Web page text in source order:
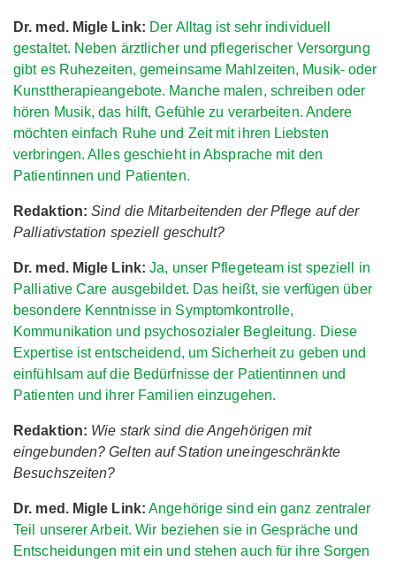
Dr. med. Migle Link: Der Alltag ist sehr individuell
gestaltet. Neben ärztlicher und pflegerischer Versorgung
gibt es Ruhezeiten, gemeinsame Mahlzeiten, Musik- oder
Kunsttherapieangebote. Manche malen, schreiben oder
hören Musik, das hilft, Gefühle zu verarbeiten. Andere
möchten einfach Ruhe und Zeit mit ihren Liebsten
verbringen. Alles geschieht in Absprache mit den
Patientinnen und Patienten.
Redaktion: Sind die Mitarbeitenden der Pflege auf der
Palliativstation speziell geschult?
Dr. med. Migle Link: Ja, unser Pflegeteam ist speziell in
Palliative Care ausgebildet. Das heißt, sie verfügen über
besondere Kenntnisse in Symptomkontrolle,
Kommunikation und psychosozialer Begleitung. Diese
Expertise ist entscheidend, um Sicherheit zu geben und
einfühlsam auf die Bedürfnisse der Patientinnen und
Patienten und ihrer Familien einzugehen.
Redaktion: Wie stark sind die Angehörigen mit
eingebunden? Gelten auf Station uneingeschränkte
Besuchszeiten?
Dr. med. Migle Link: Angehörige sind ein ganz zentraler
Teil unserer Arbeit. Wir beziehen sie in Gespräche und
Entscheidungen mit ein und stehen auch für ihre Sorgen